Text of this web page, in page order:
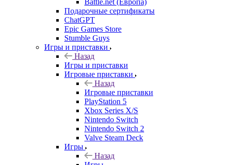
Battle.net (Европа)
Подарочные сертификаты
ChatGPT
Epic Games Store
Stumble Guys
Игры и приставки
Назад
Игры и приставки
Игровые приставки
Назад
Игровые приставки
PlayStation 5
Xbox Series X/S
Nintendo Switch
Nintendo Switch 2
Valve Steam Deck
Игры
Назад